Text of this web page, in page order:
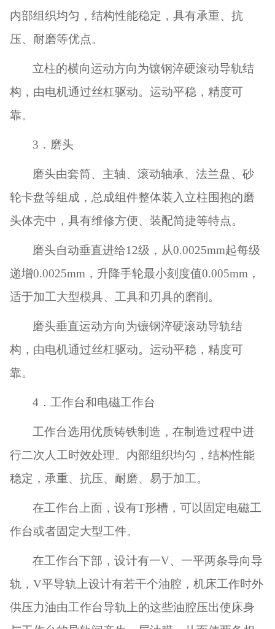
内部组织均匀，结构性能稳定，具有承重、抗
压、耐磨等优点。
立柱的横向运动方向为镶钢淬硬滚动导轨结
构，由电机通过丝杠驱动。运动平稳，精度可
靠。
3 ．磨头
磨头由套筒、主轴、滚动轴承、法兰盘、砂
轮卡盘等组成，总成组件整体装入立柱围抱的磨
头体壳中，具有维修方便、装配简捷等特点。
磨头自动垂直进给12级，从0.0025mm起每级
递增0.0025mm ，升降手轮最小刻度值0.005mm ，
适于加工大型模具、工具和刃具的磨削。
磨头垂直运动方向为镶钢淬硬滚动导轨结
构，由电机通过丝杠驱动。运动平稳，精度可
靠。
4．工作台和电磁工作台
工作台选用优质铸铁制造，在制造过程中进
行二次人工时效处理。内部组织均匀，结构性能
稳定，承重、抗压、耐磨、易于加工。
在工作台上面，设有T形槽，可以固定电磁工
作台或者固定大型工件。
在工作台下部，设计有一V、一平两条导向导
轨， V平导轨上设计有若干个油腔，机床工作时外
供压力油由工作台导轨上的这些油腔压出使床身